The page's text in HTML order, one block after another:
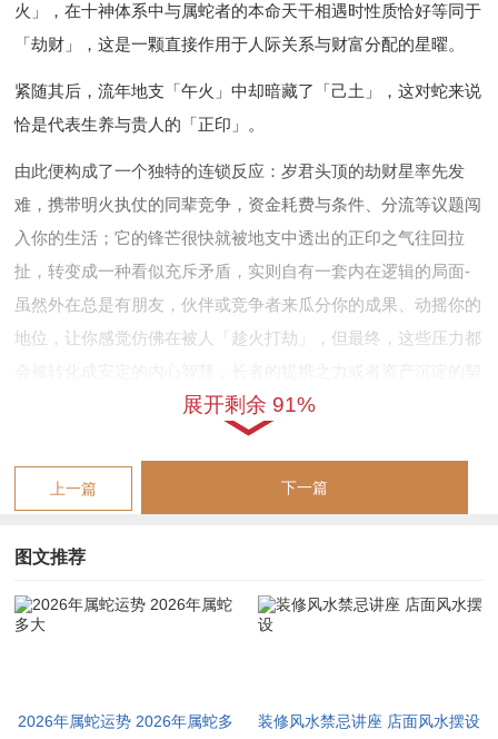
火」，在十神体系中与属蛇者的本命天干相遇时性质恰好等同于
「劫财」，这是一颗直接作用于人际关系与财富分配的星曜。
紧随其后，流年地支「午火」中却暗藏了「己土」，这对蛇来说
恰是代表生养与贵人的「正印」。
由此便构成了一个独特的连锁反应：岁君头顶的劫财星率先发
难，携带明火执仗的同辈竞争，资金耗费与条件、分流等议题闯
入你的生活；它的锋芒很快就被地支中透出的正印之气往回拉
扯，转变成一种看似充斥矛盾，实则自有一套内在逻辑的局面-
虽然外在总是有朋友，伙伴或竞争者来瓜分你的成果、动摇你的
地位，让你感觉仿佛在被人「趁火打劫」，但最终，这些压力都
机，此格局的真正玄妙，在于它迫使你在与人分享中学会借力，
在被耗尽之前找到真正的精神靠山。
二、各龄运势：丙午真火，锤炼不同年份的巳蛇魂魄
程
官星明透是这一年龄段孩子流年课业的显著符码，对于2013年
用。
展开剩余 91%
上一篇 下一篇
图文推荐
2026年属蛇运势 2026年属蛇多
装修风水禁忌讲座 店面风水摆设